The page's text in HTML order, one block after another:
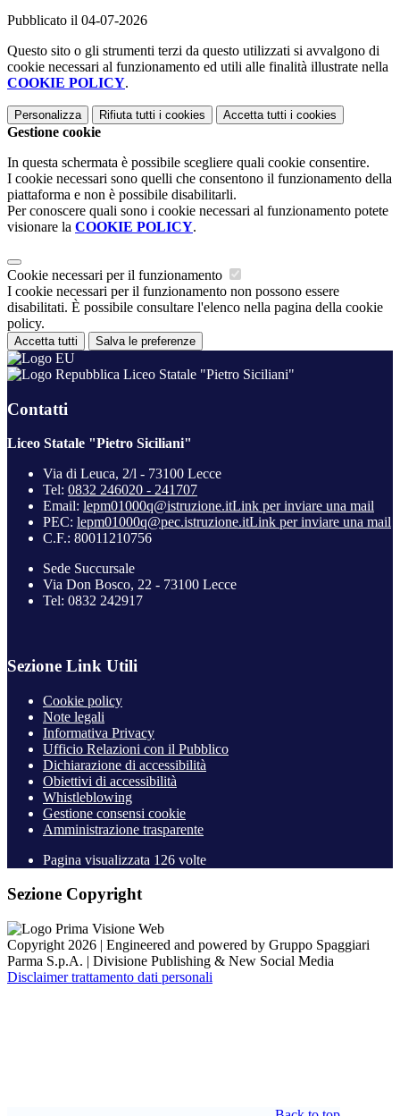
Pubblicato il 04-07-2026
Questo sito o gli strumenti terzi da questo utilizzati si avvalgono di
cookie necessari al funzionamento ed utili alle finalità illustrate nella
COOKIE POLICY.
Personalizza Rifiuta tutti i cookies Accetta tutti i cookies
Gestione cookie
In questa schermata è possibile scegliere quali cookie consentire.
I cookie necessari sono quelli che consentono il funzionamento della
piattaforma e non è possibile disabilitarli.
Per conoscere quali sono i cookie necessari al funzionamento potete
visionare la COOKIE POLICY.
Cookie necessari per il funzionamento
I cookie necessari per il funzionamento non possono essere
disabilitati. È possibile consultare l'elenco nella pagina della cookie
policy.
Accetta tutti Salva le preferenze
Liceo Statale "Pietro Siciliani"
Contatti
Liceo Statale "Pietro Siciliani"
Via di Leuca, 2/l - 73100 Lecce
Tel: 0832 246020 - 241707
Email: lepm01000q@istruzione.itLink per inviare una mail
PEC: lepm01000q@pec.istruzione.itLink per inviare una mail
C.F.: 80011210756
Sede Succursale
Via Don Bosco, 22 - 73100 Lecce
Tel: 0832 242917
Sezione Link Utili
Cookie policy
Note legali
Informativa Privacy
Ufficio Relazioni con il Pubblico
Dichiarazione di accessibilità
Obiettivi di accessibilità
Whistleblowing
Gestione consensi cookie
Amministrazione trasparente
Pagina visualizzata 126 volte
Sezione Copyright
Copyright 2026 | Engineered and powered by Gruppo Spaggiari
Parma S.p.A. | Divisione Publishing & New Social Media
Disclaimer trattamento dati personali